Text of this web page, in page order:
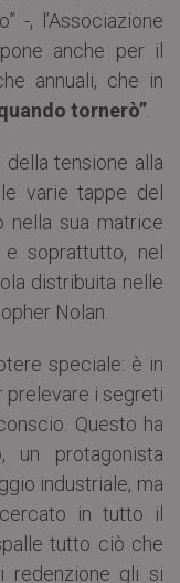
-, l’Associazione
anche per il
annuali, che in
tornerò”.
tensione alla
varie tappe del
sua matrice
soprattutto, nel
distribuita nelle
Nolan.
speciale: è in
prelevare i segreti
Questo ha
protagonista
industriale, ma
in tutto il
tutto ciò che
redenzione gli si